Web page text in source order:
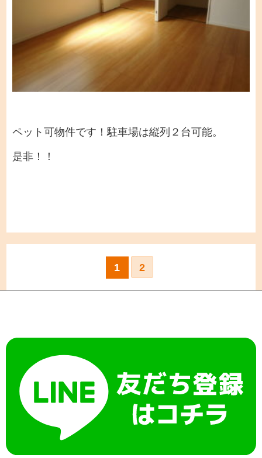
ペット可物件です！駐車場は縦列２台可能。
是非！！
1 2